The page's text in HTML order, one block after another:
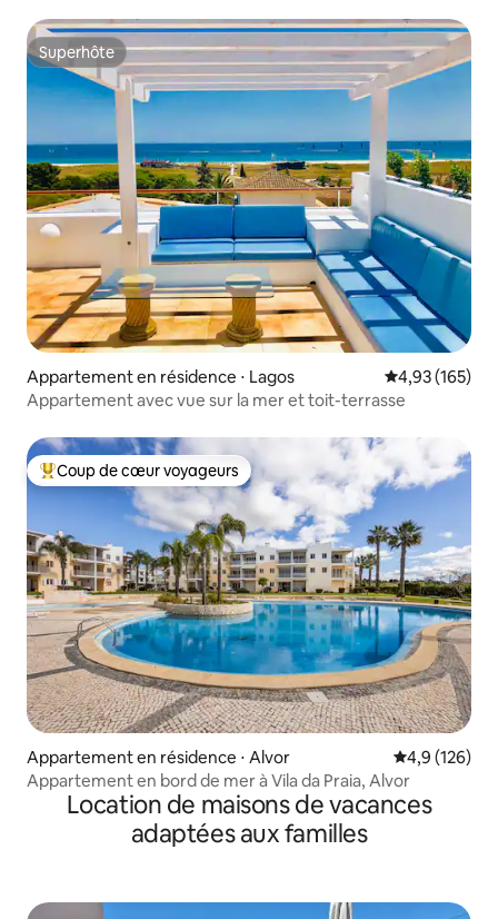
Superhôte
Superhôte
Appartement en résidence ⋅ Lagos Évaluation
4,93 (165)
Appartement avec vue sur la mer et toit-terrasse
Coups de cœur voyageurs les plus appréciés
Coup de cœur voyageurs
Appartement en résidence ⋅ Alvor Évaluation
4,9 (126)
Appartement en bord de mer à Vila da Praia, Alvor
Location de maisons de vacances
adaptées aux familles